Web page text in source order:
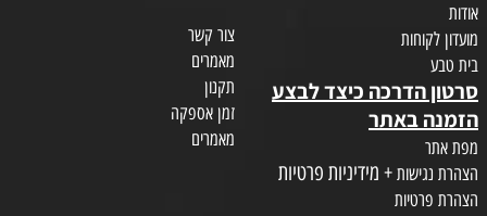
אודות
מועדון לקוחות
בית טבע
סרטון הדרכה כיצד לבצע
הזמנה באתר
מפת אתר
הצהרת נגישות + מידיניות פרטיות
הצהרת פרטיות
צור קשר
מאמרים
תקנון
זמן אספקה
מאמרים